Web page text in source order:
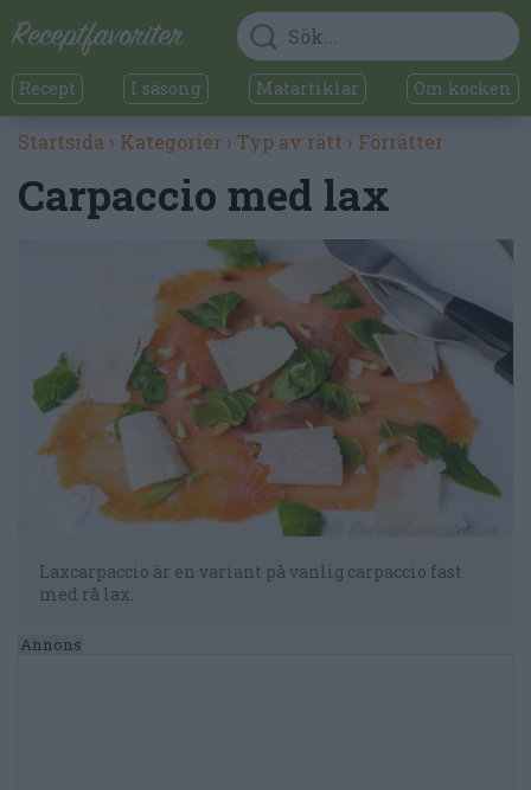
Recept I säsong Matartiklar Om kocken
Startsida › Kategorier › Typ av rätt › Förrätter
Carpaccio med lax
Laxcarpaccio är en variant på vanlig carpaccio fast
med rå lax.